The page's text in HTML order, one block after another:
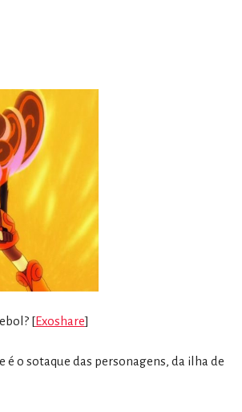
[Exoshare]
o sotaque das personagens, da ilha de